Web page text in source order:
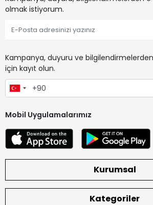
olmak istiyorum.
Kampanya, duyuru ve
için kayıt olun.
Mobil Uygulamalarımız
Kurumsal
Kategoriler